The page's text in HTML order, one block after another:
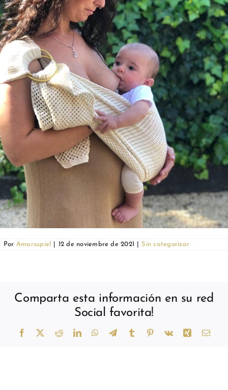
Por Amarsupiel 12 de noviembre de 2021 Sin categorizar
Comparta esta información en su red
Social favorita!
Facebook RedditLinkedInWhatsApp
TelegramTumblr Pinterest
Vk Xing